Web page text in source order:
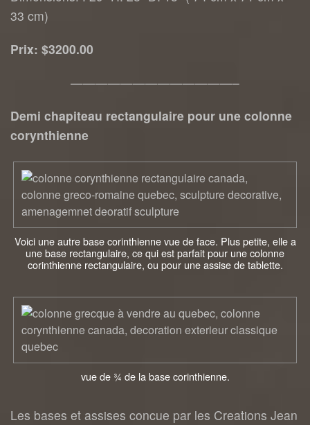
33 cm)
Prix: $3200.00
—————————————–
Demi chapiteau rectangulaire pour une colonne
corynthienne
Voici une autre base corinthienne vue de face. Plus petite, elle a
une base rectangulaire, ce qui est parfait pour une colonne
corinthienne rectangulaire, ou pour une assise de tablette.
vue de ¾ de la base corinthienne.
Les bases et assises concue par les Creations Jean